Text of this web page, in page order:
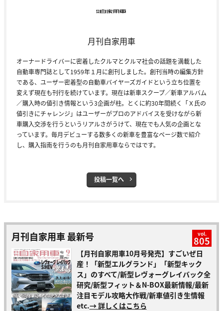
月刊自家用車
オーナードライバーに密着したクルマとクルマ社会の話題を満載した
自動車専門誌として1959年１月に創刊しました。創刊当時の編集方針
である、ユーザー密着型の自動車バイヤーズガイドという立ち位置を
変えず現在も刊行を続けています。現在は新車スクープ／新車アルバム
／購入時の値引き情報という3企画が柱。とくに約30年間続く「Ｘ氏の
値引きにチャレンジ」はユーザーがプロのアドバイスを受けながら新
車購入交渉を行うというリアルさがうけて、現在でも人気の企画とな
っています。毎月デビューする数多くの新車を豊富なページ数で紹介
し、購入指南を行うのも月刊自家用車ならではです。
投稿一覧へ
月刊自家用車 最新号 vol.
805
【月刊自家用車10月号発売】すごいぜ日
産！「新型エルグランド」「新型キック
ス」のすべて/新型レヴォーグレイバック全
研究/新型フィット＆N-BOX最新情報/最新
注目モデル攻略大作戦/新車値引き生情報
etc.→ 詳しくはこちら